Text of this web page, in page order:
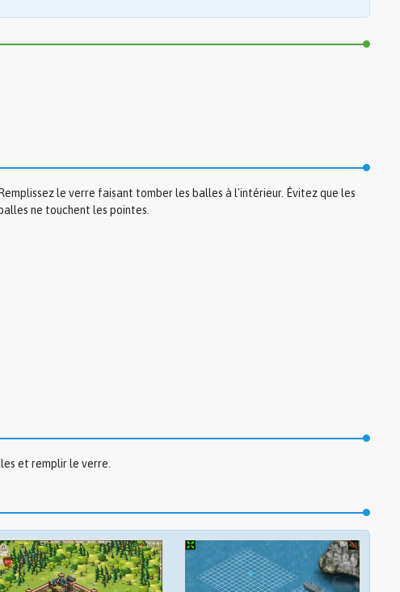
Remplissez le verre faisant tomber les balles à l'intérieur. Évitez que les
balles ne touchent les pointes.
et remplir le verre.